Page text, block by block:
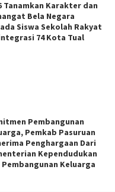
Tanamkan Karakter dan
Bela Negara
Siswa Sekolah Rakyat
74 Kota Tual
Pembangunan
Pemkab Pasuruan
Penghargaan Dari
Kependudukan
Pembangunan Keluarga